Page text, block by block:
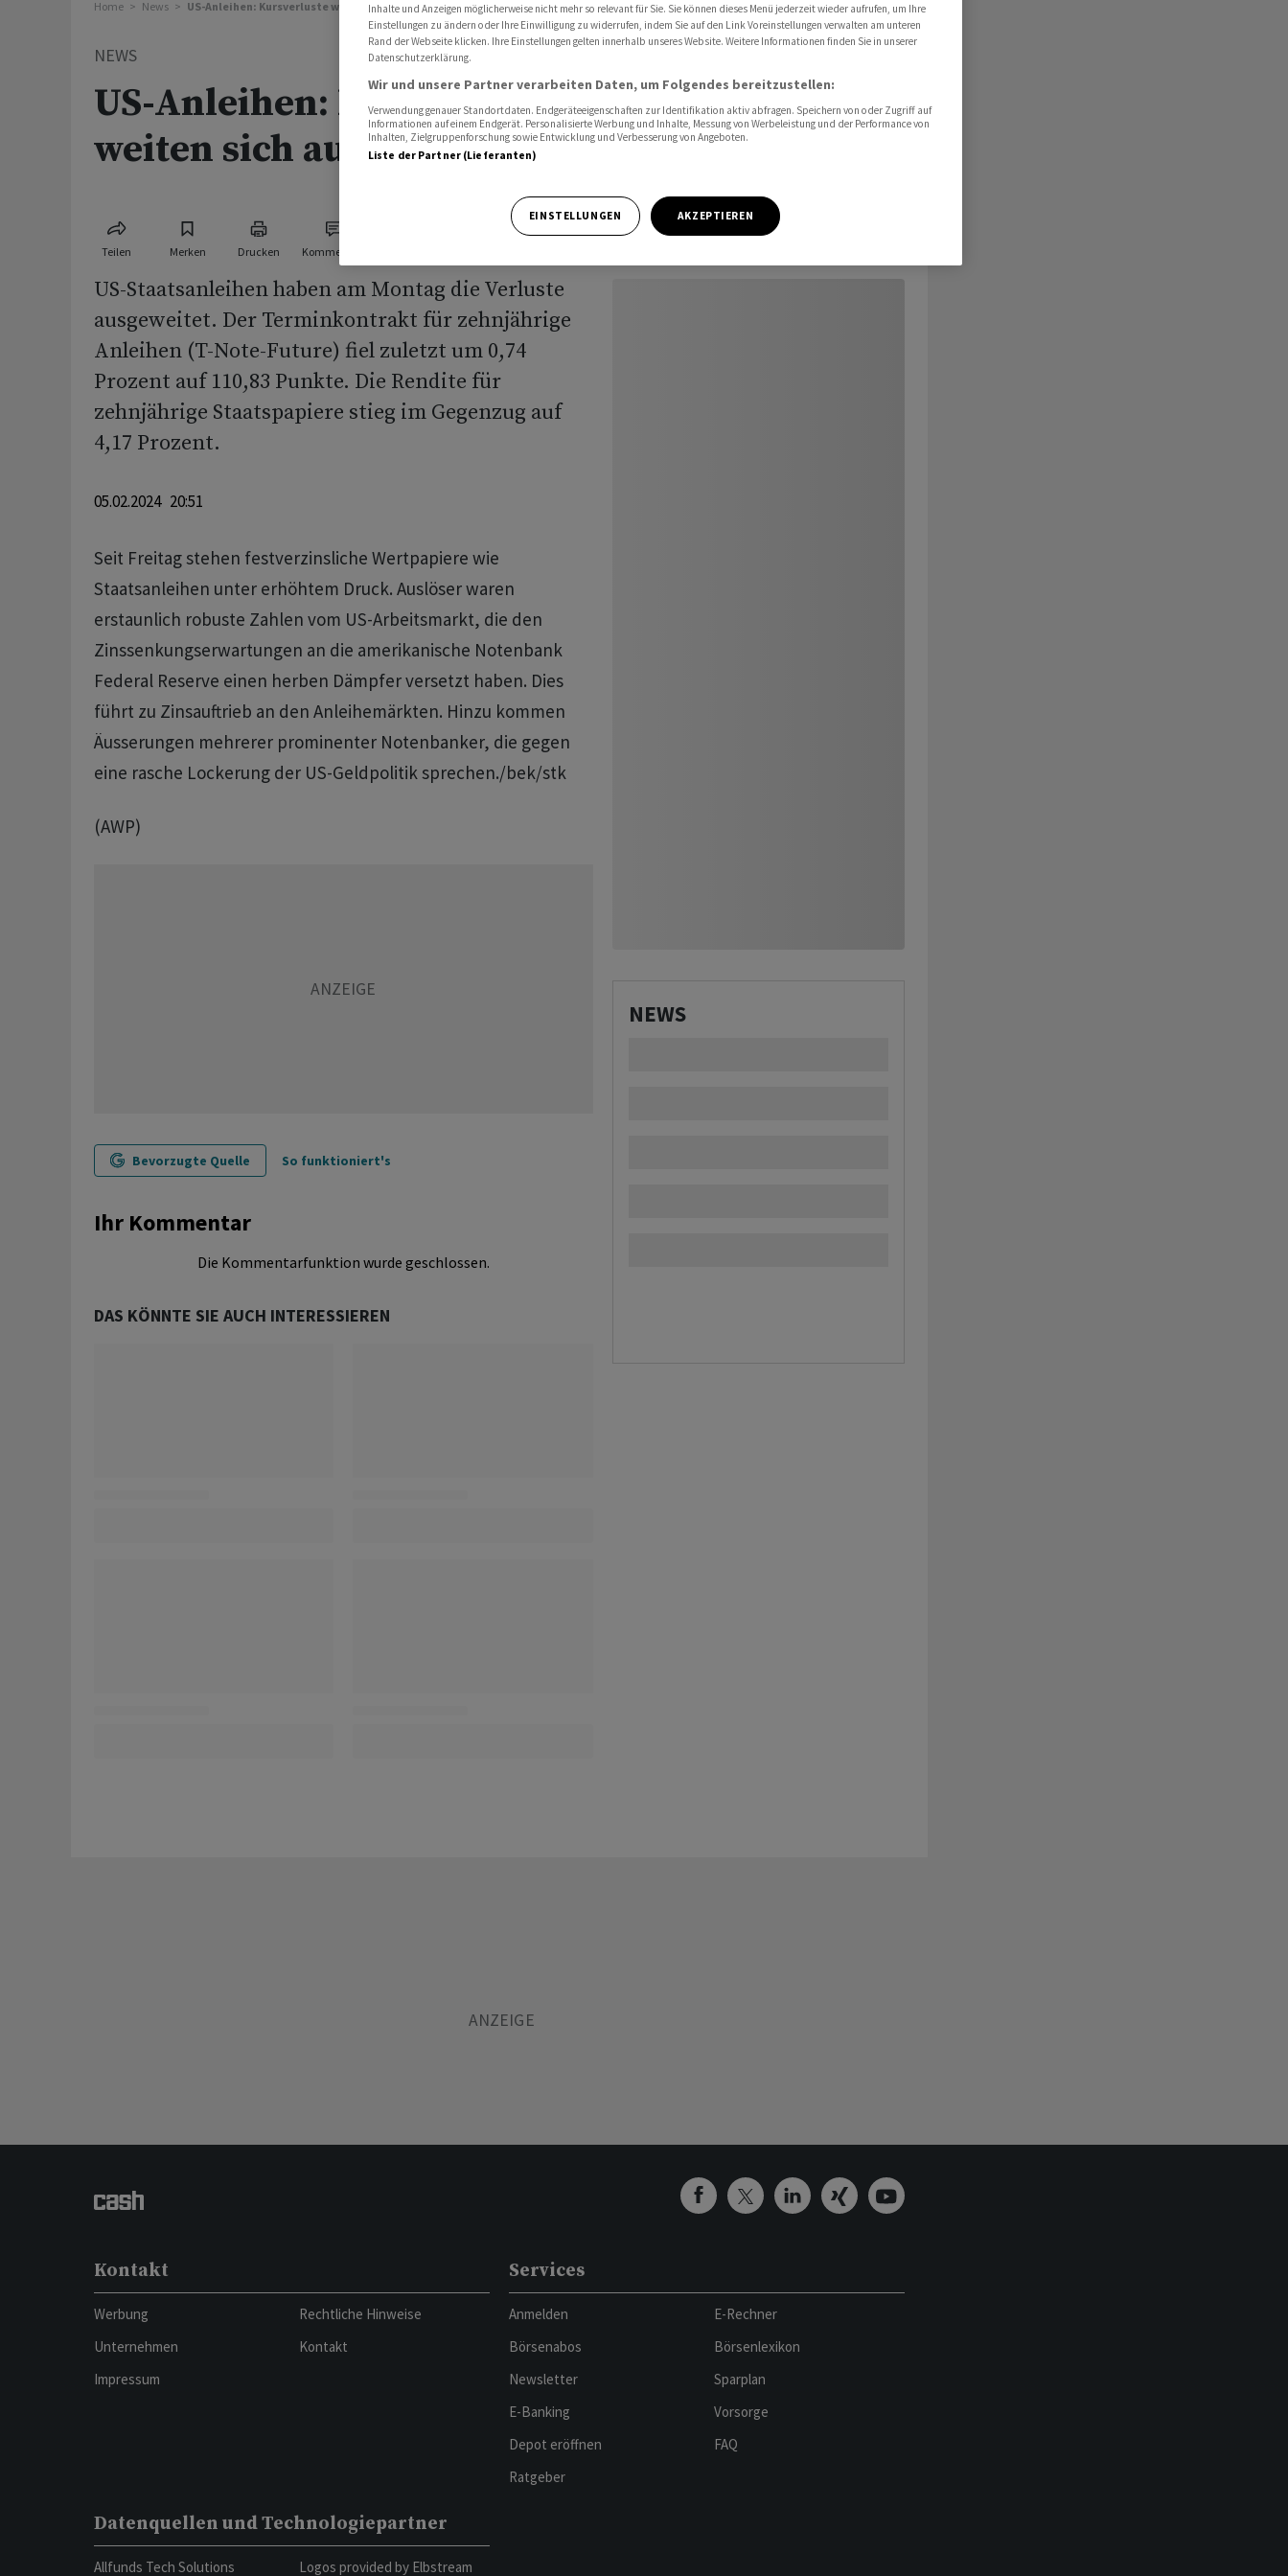
Home News US-Anleihen: Kursverluste weiten sich aus
NEWS
US-Anleihen: Kursverluste
weiten sich aus
Teilen Merken Drucken Kommentare
US-Staatsanleihen haben am Montag die Verluste
ausgeweitet. Der Terminkontrakt für zehnjährige
Anleihen (T-Note-Future) fiel zuletzt um 0,74
Prozent auf 110,83 Punkte. Die Rendite für
zehnjährige Staatspapiere stieg im Gegenzug auf
4,17 Prozent.
05.02.2024 20:51
Seit Freitag stehen festverzinsliche Wertpapiere wie
Staatsanleihen unter erhöhtem Druck. Auslöser waren
erstaunlich robuste Zahlen vom US-Arbeitsmarkt, die den
Zinssenkungserwartungen an die amerikanische Notenbank
Federal Reserve einen herben Dämpfer versetzt haben. Dies
führt zu Zinsauftrieb an den Anleihemärkten. Hinzu kommen
Äusserungen mehrerer prominenter Notenbanker, die gegen
eine rasche Lockerung der US-Geldpolitik sprechen./bek/stk
(AWP)
Bevorzugte Quelle So funktioniert's
Ihr Kommentar
Die Kommentarfunktion wurde geschlossen.
DAS KÖNNTE SIE AUCH INTERESSIEREN
NEWS
Kontakt
Werbung
Unternehmen
Impressum
Rechtliche Hinweise
Kontakt
Services
Anmelden
Börsenabos
Newsletter
E-Banking
Depot eröffnen
Ratgeber
E-Rechner
Börsenlexikon
Sparplan
Vorsorge
FAQ
Datenquellen und Technologiepartner
Allfunds Tech Solutions
Logos provided by Elbstream
Inhalte und Anzeigen möglicherweise nicht mehr so relevant für Sie. Sie können dieses Menü jederzeit wieder aufrufen, um Ihre
Einstellungen zu ändern oder Ihre Einwilligung zu widerrufen, indem Sie auf den Link Voreinstellungen verwalten am unteren
Rand der Webseite klicken. Ihre Einstellungen gelten innerhalb unseres Website. Weitere Informationen finden Sie in unserer
Datenschutzerklärung.
Wir und unsere Partner verarbeiten Daten, um Folgendes bereitzustellen:
Verwendung genauer Standortdaten. Endgeräteeigenschaften zur Identifikation aktiv abfragen. Speichern von oder Zugriff auf
Informationen auf einem Endgerät. Personalisierte Werbung und Inhalte, Messung von Werbeleistung und der Performance von
Inhalten, Zielgruppenforschung sowie Entwicklung und Verbesserung von Angeboten.
Liste der Partner (Lieferanten)
EINSTELLUNGEN AKZEPTIEREN